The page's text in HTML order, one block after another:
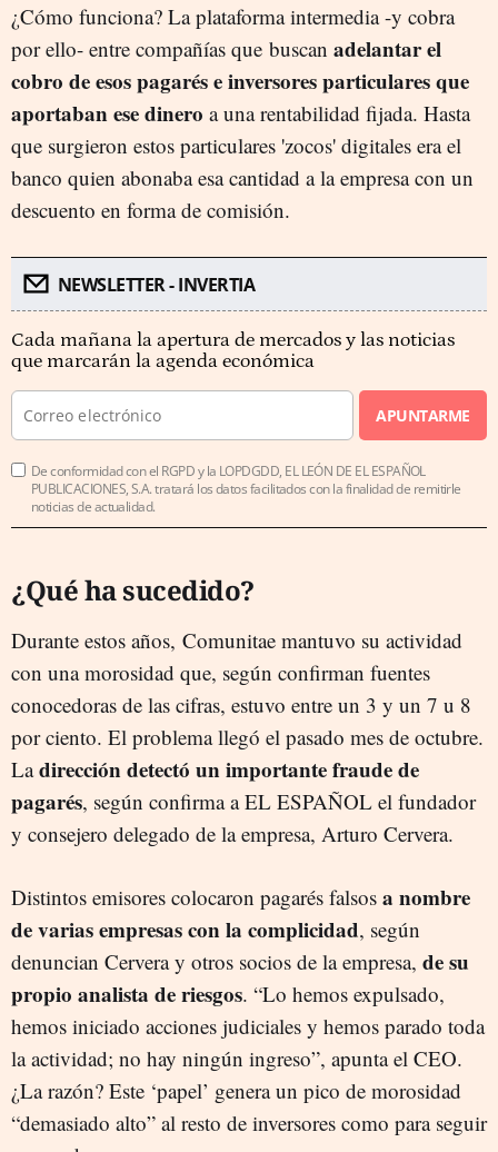
¿Cómo funciona? La plataforma intermedia -y cobra
por ello- entre compañías que buscan adelantar el
cobro de esos pagarés e inversores particulares que
aportaban ese dinero a una rentabilidad fijada. Hasta
que surgieron estos particulares 'zocos' digitales era el
banco quien abonaba esa cantidad a la empresa con un
descuento en forma de comisión.
NEWSLETTER - INVERTIA
Cada mañana la apertura de mercados y las noticias
que marcarán la agenda económica
APUNTARME
De conformidad con el RGPD y la LOPDGDD, EL LEÓN DE EL ESPAÑOL
PUBLICACIONES, S.A. tratará los datos facilitados con la finalidad de remitirle
noticias de actualidad.
¿Qué ha sucedido?
Durante estos años, Comunitae mantuvo su actividad
con una morosidad que, según confirman fuentes
conocedoras de las cifras, estuvo entre un 3 y un 7 u 8
por ciento. El problema llegó el pasado mes de octubre.
Ladirección detectó un importante fraude de
pagarés, según confirma a EL ESPAÑOL el fundador
y consejero delegado de la empresa, Arturo Cervera.
Distintos emisores colocaron pagarés falsos a nombre
de varias empresas con la complicidad, según
denuncian Cervera y otros socios de la empresa, de su
propio analista de riesgos. “Lo hemos expulsado,
hemos iniciado acciones judiciales y hemos parado toda
la actividad; no hay ningún ingreso”, apunta el CEO.
¿La razón? Este ‘papel’ genera un pico de morosidad
“demasiado alto” al resto de inversores como para seguir